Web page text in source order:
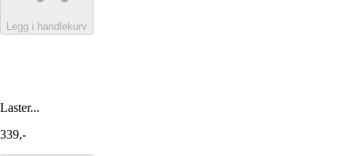
Legg i handlekurv
Laster...
339,-